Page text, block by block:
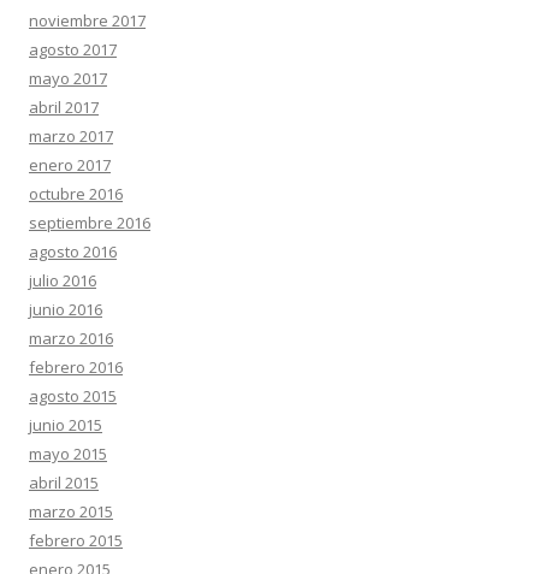
noviembre 2017
agosto 2017
mayo 2017
abril 2017
marzo 2017
enero 2017
octubre 2016
septiembre 2016
agosto 2016
julio 2016
junio 2016
marzo 2016
febrero 2016
agosto 2015
junio 2015
mayo 2015
abril 2015
marzo 2015
febrero 2015
enero 2015